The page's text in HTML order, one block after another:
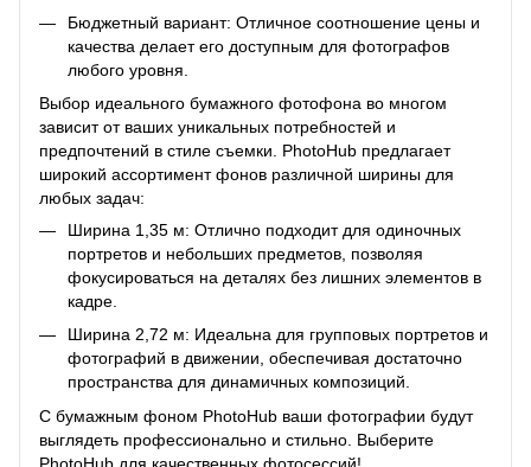
Бюджетный вариант: Отличное соотношение цены и
качества делает его доступным для фотографов
любого уровня.
Выбор идеального бумажного фотофона во многом
зависит от ваших уникальных потребностей и
предпочтений в стиле съемки. PhotoHub предлагает
широкий ассортимент фонов различной ширины для
любых задач:
Ширина 1,35 м: Отлично подходит для одиночных
портретов и небольших предметов, позволяя
фокусироваться на деталях без лишних элементов в
кадре.
Ширина 2,72 м: Идеальна для групповых портретов и
фотографий в движении, обеспечивая достаточно
пространства для динамичных композиций.
С бумажным фоном PhotoHub ваши фотографии будут
выглядеть профессионально и стильно. Выберите
PhotoHub для качественных фотосессий!